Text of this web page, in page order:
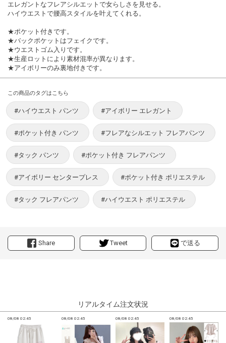
Share Tweet で送る
エレガントなフレアシルエットで女らしさを見せる。
ハイウエストで腰高スタイルを叶えてくれる。
★ポケット付きです。
★バックポケットはフェイクです。
★ウエストゴム入りです。
★生産ロットにより素材混率が異なります。
★アイボリーのみ裏地付きです。
この商品のタグはこちら
#ハイウエスト パンツ #アイボリー エレガント
#ポケット付き パンツ #フレアなシルエット フレアパンツ
#タック パンツ #ポケット付き フレアパンツ
#アイボリー センタープレス #ポケット付き ポリエステル
#タック フレアパンツ #ハイウエスト ポリエステル
リアルタイム注文状況
08/08 02:45 08/08 02:45 08/08 02:45 08/08 02:45